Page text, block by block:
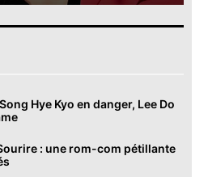
Hye Kyo en danger, Lee Do
: une rom-com pétillante